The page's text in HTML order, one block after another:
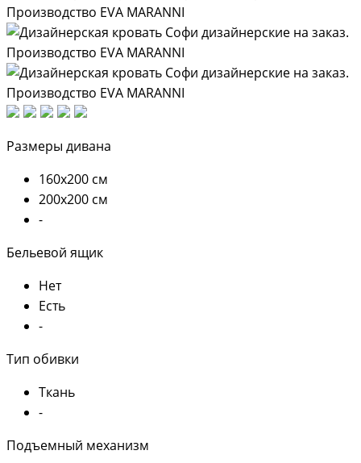
Размеры дивана
160х200 см
200х200 см
-
Бельевой ящик
Нет
Есть
-
Тип обивки
Ткань
-
Подъемный механизм